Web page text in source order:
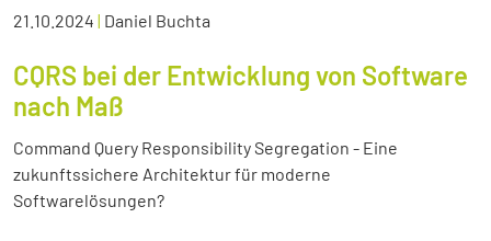
21.10.2024 | Daniel Buchta
CQRS bei der Entwicklung von Software
nach Maß
Command Query Responsibility Segregation - Eine
zukunftssichere Architektur für moderne
Softwarelösungen?